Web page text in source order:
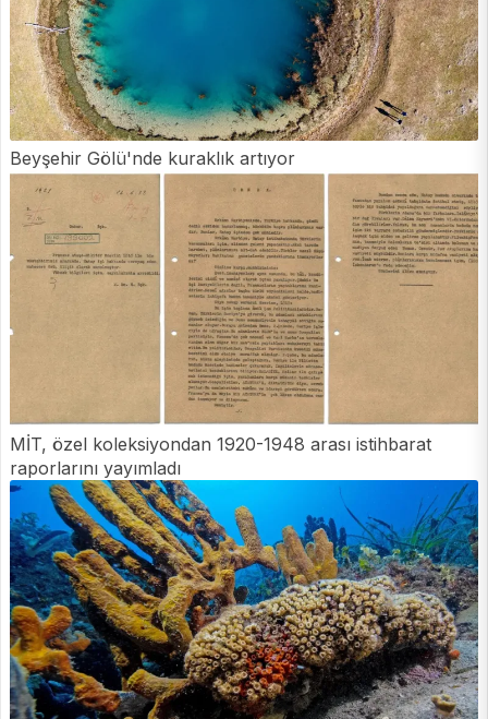
Beyşehir Gölü'nde kuraklık artıyor
MİT, özel koleksiyondan 1920-1948 arası istihbarat
raporlarını yayımladı